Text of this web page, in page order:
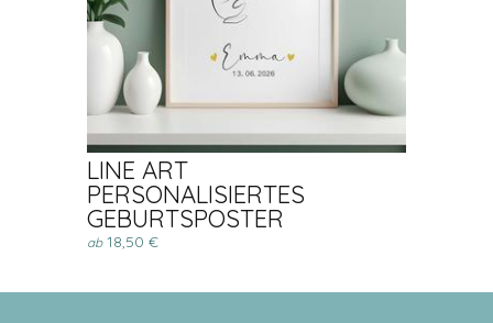
LINE ART
PERSONALISIERTES
GEBURTSPOSTER
ab18,50 €